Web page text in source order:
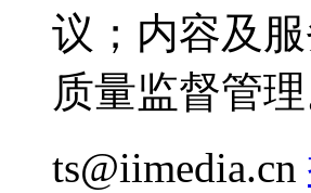
议；内容及
质量监督管理
ts@iimedia.cn